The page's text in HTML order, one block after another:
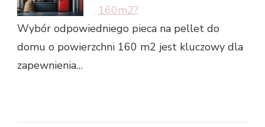
160m2?
Wybór odpowiedniego pieca na pellet do
domu o powierzchni 160 m2 jest kluczowy dla
zapewnienia…